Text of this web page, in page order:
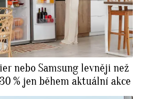
nebo Samsung levněji než
% jen během aktuální akce